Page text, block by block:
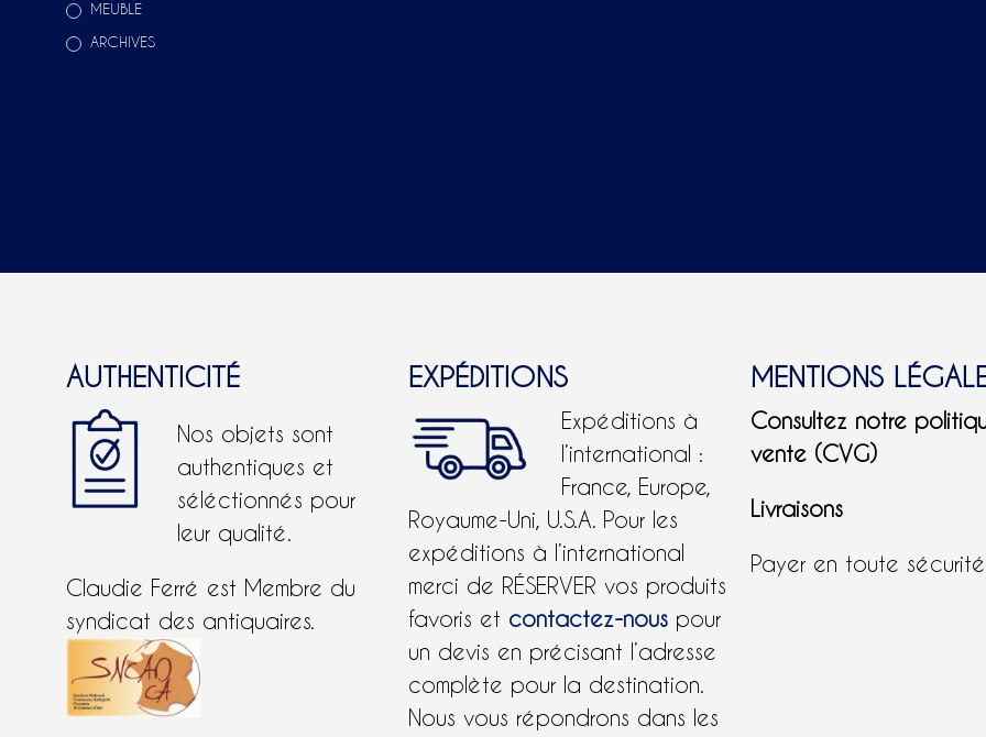
MEUBLE
ARCHIVES
AUTHENTICITÉ
Nos objets sont
authentiques et
séléctionnés pour
leur qualité.
Claudie Ferré est Membre du
syndicat des antiquaires.
EXPÉDITIONS
Expéditions à
l’international :
France, Europe,
Royaume-Uni, U.S.A. Pour les
expéditions à l’international
merci de RÉSERVER vos produits
favoris et contactez-nous pour
un devis en précisant l’adresse
complète pour la destination.
Nous vous répondrons dans les
MENTIONS
Consultez notre
vente (CVG)
Livraisons
Payer en toute